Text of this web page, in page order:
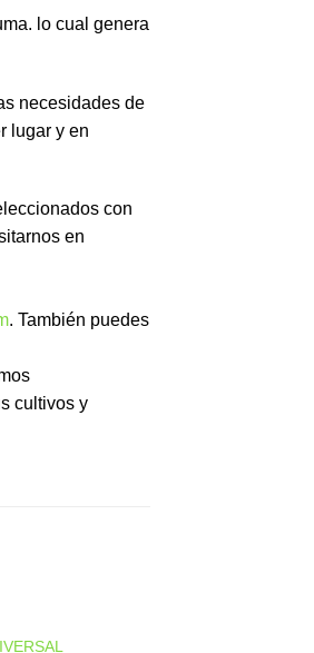
lo cual genera
necesidades de
lugar y en
con
en
. También puedes
cultivos y